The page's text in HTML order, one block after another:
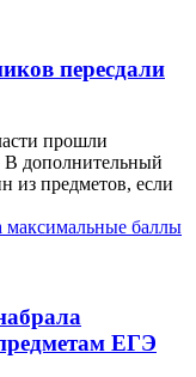
пересдали
прошли
В дополнительный
из предметов, если
ЕГЭ